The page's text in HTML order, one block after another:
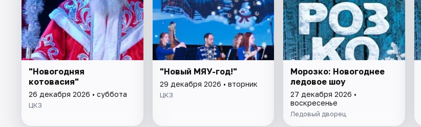
"Новогодняя
котовасия"
26 декабря 2026 • суббота
ЦКЗ
"Новый МЯУ-год!"
29 декабря 2026 • вторник
ЦКЗ
Морозко: Новогоднее
ледовое шоу
27 декабря 2026 •
воскресенье
Ледовый дворец